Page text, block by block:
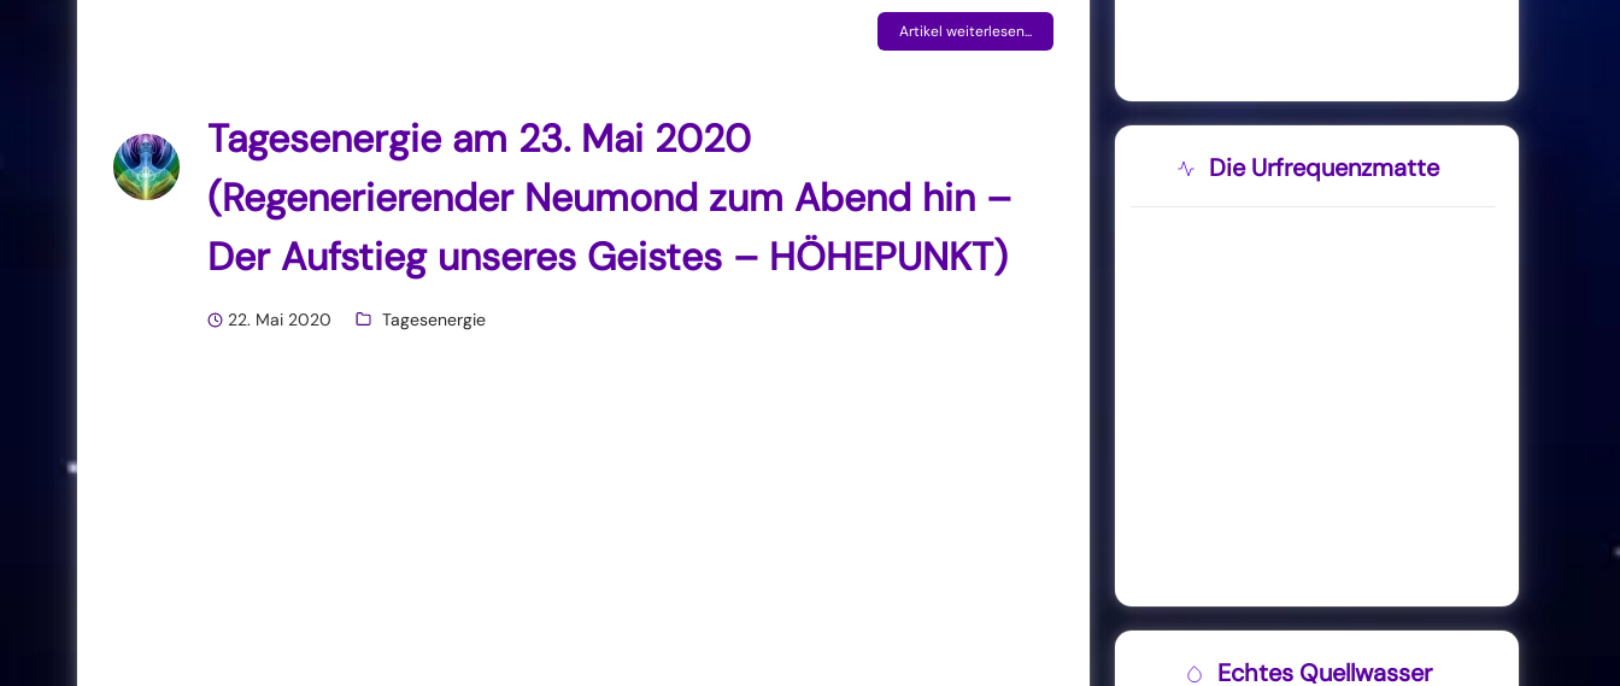
Artikel weiterlesen...
Tagesenergie am 23. Mai 2020
(Regenerierender Neumond zum Abend hin –
Der Aufstieg unseres Geistes – HÖHEPUNKT)
22. Mai 2020 Tagesenergie
Die Urfrequenzmatte
Echtes Quellwasser